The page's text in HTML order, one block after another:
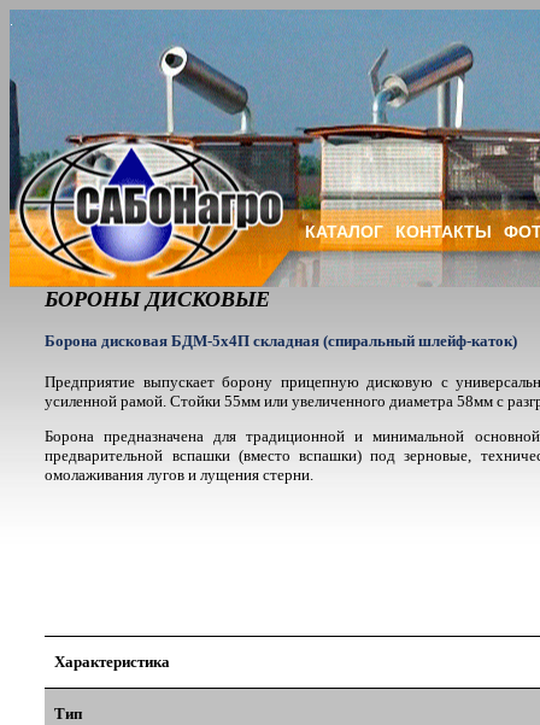
БОРОНЫ ДИСКОВЫЕ
КАТАЛОГ КОНТАКТЫ
Борона дисковая БДМ-5х4П складная (спиральный шлейф-каток)
Предприятие выпускает борону прицепную дисковую с
усиленной рамой. Стойки 55мм или увеличенного диаметра 58мм с
Борона предназначена для традиционной и минимальной
предварительной вспашки (вместо вспашки) под зерновые,
омолаживания лугов и лущения стерни.
Характеристика
Тип